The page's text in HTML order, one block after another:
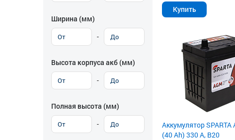
Ширина (мм)
-
Высота корпуса акб (мм)
-
Полная высота (мм)
-
Купить
Аккумулятор SPARTA
(40 Ah) 330 А, B20